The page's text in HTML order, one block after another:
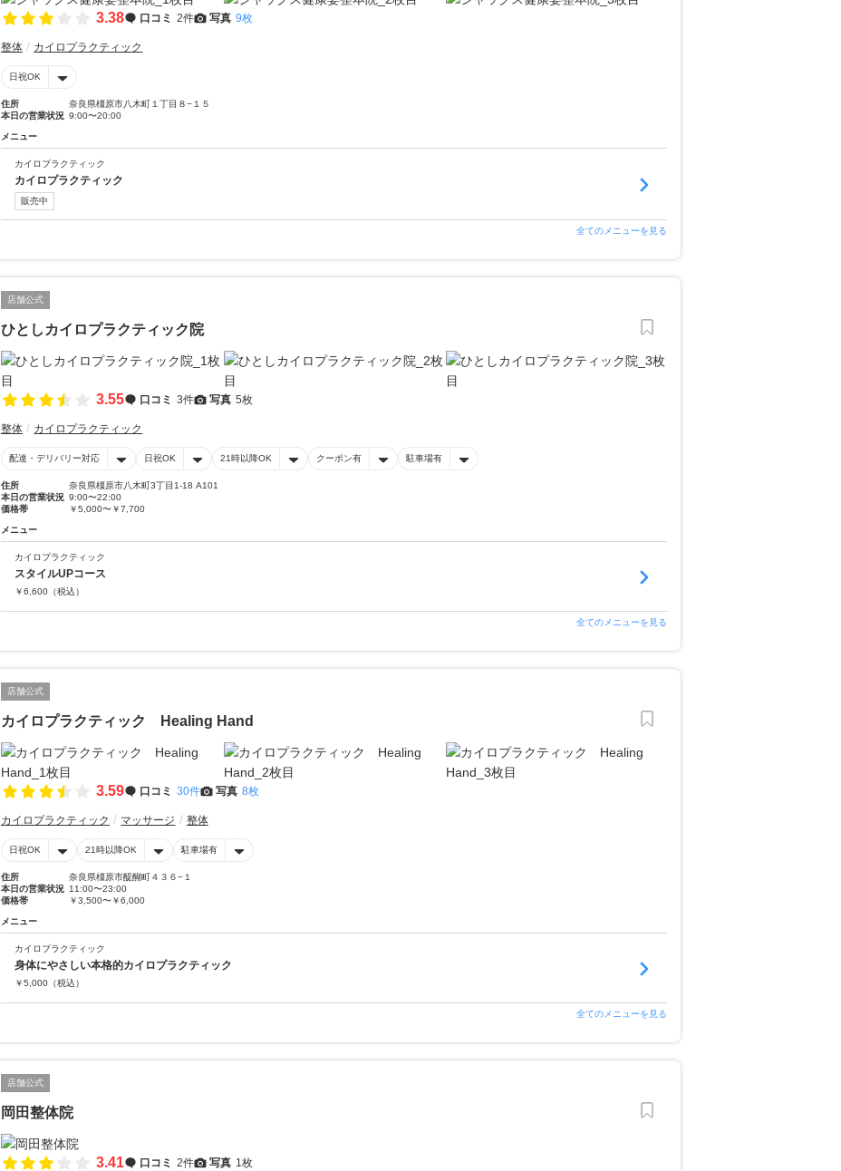
3.38 口コミ 2件 写真 9枚
整体 カイロプラクティック
日祝OK
住所
奈良県橿原市八木町１丁目８−１５
本日の営業状況 9:00〜20:00
メニュー
カイロプラクティック
カイロプラクティック
販売中
全てのメニューを見る
店舗公式
ひとしカイロプラクティック院
3.55 口コミ 3件 写真 5枚
整体 カイロプラクティック
配達・デリバリー対応 日祝OK 21時以降OK クーポン有 駐車場有
住所
奈良県橿原市八木町3丁目1-18 A101
本日の営業状況 9:00〜22:00
価格帯
￥5,000〜￥7,700
メニュー
カイロプラクティック
スタイルUPコース
￥6,600 （税込）
全てのメニューを見る
店舗公式
カイロプラクティック Healing Hand
3.59 口コミ 30件 写真 8枚
カイロプラクティック マッサージ 整体
日祝OK 21時以降OK 駐車場有
住所
奈良県橿原市醍醐町４３６−１
本日の営業状況 11:00〜23:00
価格帯
￥3,500〜￥6,000
メニュー
カイロプラクティック
身体にやさしい本格的カイロプラクティック
￥5,000 （税込）
全てのメニューを見る
店舗公式
岡田整体院
3.41 口コミ 2件 写真 1枚